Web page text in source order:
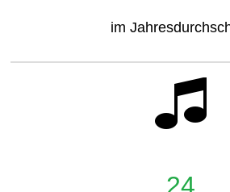
im
24